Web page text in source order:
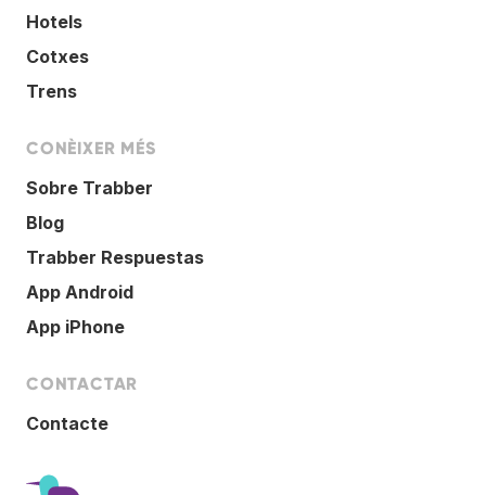
Hotels
Cotxes
Trens
CONÈIXER MÉS
Sobre Trabber
Blog
Trabber Respuestas
App Android
App iPhone
CONTACTAR
Contacte